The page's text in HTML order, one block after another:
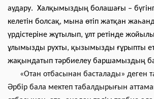
аудару. Халқымыздың болашағы –
келетін болсақ, мына өтіп жатқан
үрдістеріне жұтылып, ұлт ретінде
ұлымызды рухты, қызымызды ғұрыпты
жақындатып тәрбиелеу баршамыздың
«Отан отбасынан басталады» деген
Әрбір бала мектеп табалдырығын